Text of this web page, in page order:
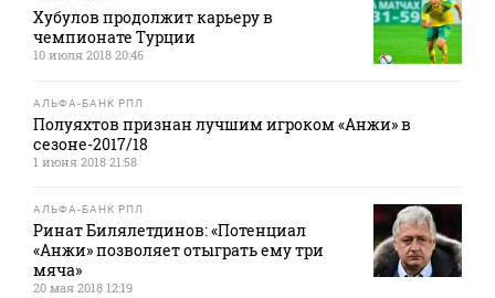
Хубулов продолжит карьеру в
чемпионате Турции
10 июля 2018 20:46
АЛЬФА-БАНК РПЛ
Полуяхтов признан лучшим игроком «Анжи» в
сезоне-2017/18
1 июня 2018 21:58
АЛЬФА-БАНК РПЛ
Ринат Билялетдинов: «Потенциал
«Анжи» позволяет отыграть ему три
мяча»
20 мая 2018 12:19